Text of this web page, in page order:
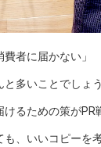
者に届かない」
多いことでしょう
るための策がPR
、いいコピーを